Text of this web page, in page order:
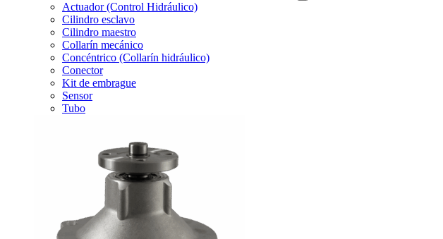
Actuador (Control Hidráulico)
Cilindro esclavo
Cilindro maestro
Collarín mecánico
Concéntrico (Collarín hidráulico)
Conector
Kit de embrague
Sensor
Tubo